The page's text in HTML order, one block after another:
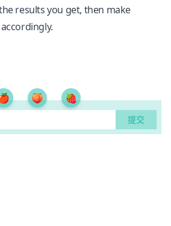
results you get, then make
🍑 🍓